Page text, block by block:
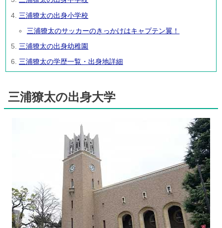
三浦獠太の出身小学校
三浦獠太のサッカーのきっかけはキャプテン翼！
三浦獠太の出身幼稚園
三浦獠太の学歴一覧・出身地詳細
三浦獠太の出身大学